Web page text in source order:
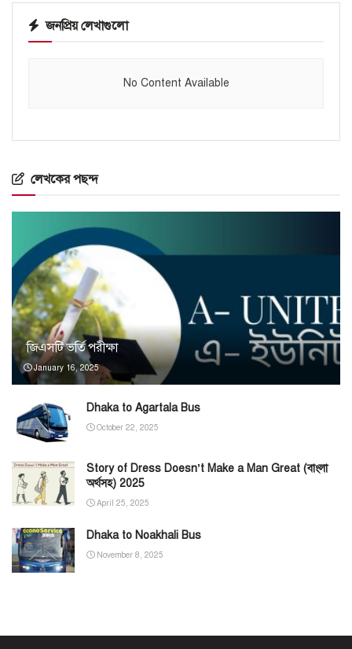
জনপ্রিয় লেখাগুলো
No Content Available
লেখকের পছন্দ
জিএসটি ভর্তি পরীক্ষা
January 16, 2025
Dhaka to Agartala Bus
October 22, 2025
Story of Dress Doesn’t Make a Man Great (বাংলা
অর্থসহ) 2025
April 25, 2025
Dhaka to Noakhali Bus
November 8, 2025